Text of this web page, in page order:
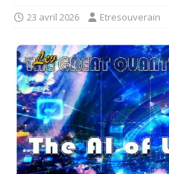
23 avril 2026 Etresouverain